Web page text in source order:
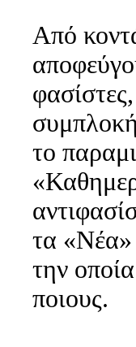
Από
το
τα «Νέα»
την
ποιους.